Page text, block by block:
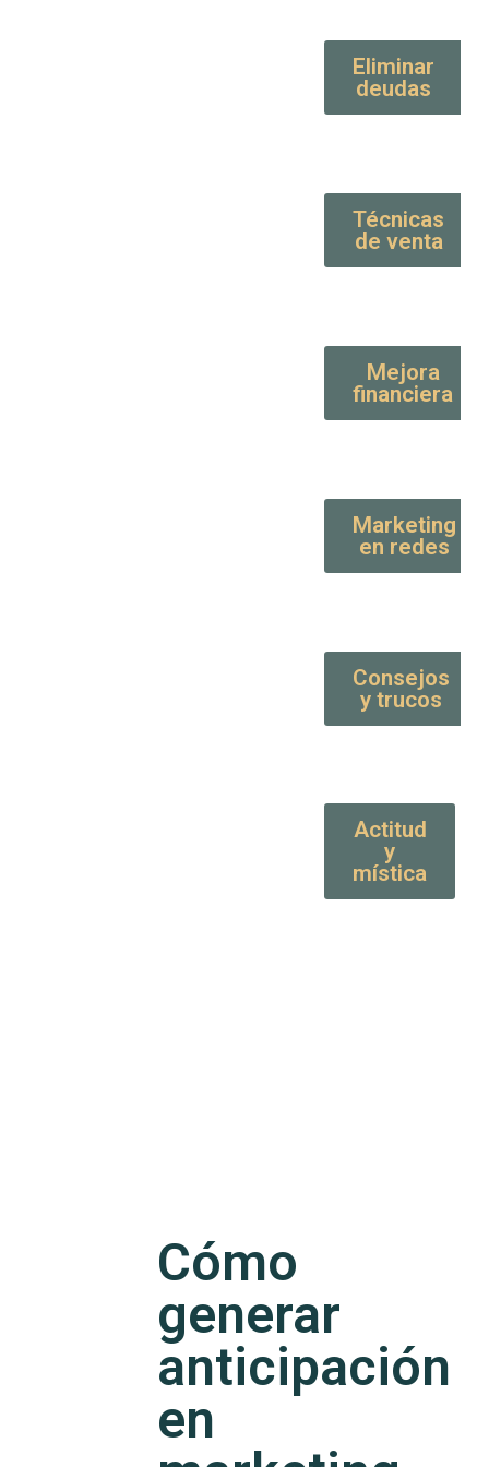
Cómo
generar
anticipación
en
Eliminar
deudas
Técnicas
de venta
Mejora
financiera
Marketing
en redes
Consejos
y trucos
Actitud
y
mística